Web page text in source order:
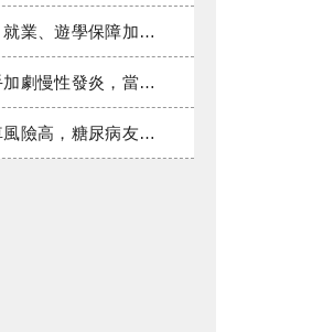
富邦產險「一期逐夢」專案加碼遠距醫療與緊急救援
炎，當心老化與慢性病提早報到
糖尿病友上路必學的安全守則